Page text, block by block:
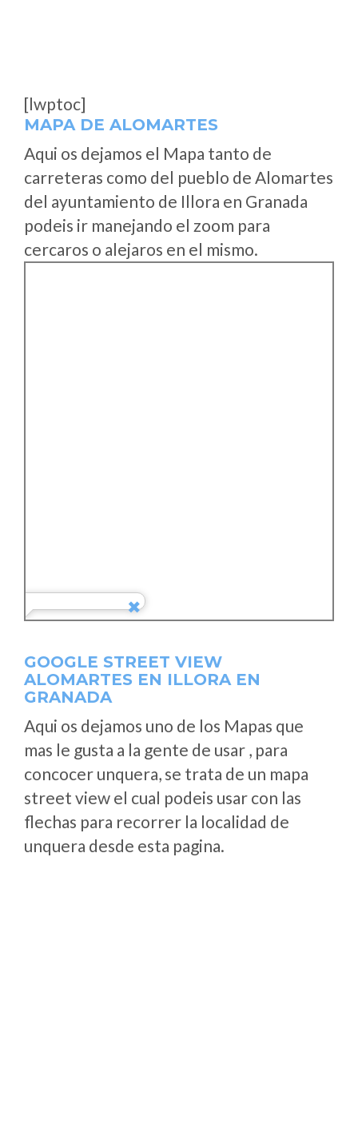
[lwptoc]
MAPA DE ALOMARTES
Aqui os dejamos el Mapa tanto de
carreteras como del pueblo de Alomartes
del ayuntamiento de Illora en Granada
podeis ir manejando el zoom para
cercaros o alejaros en el mismo.
GOOGLE STREET VIEW
ALOMARTES EN ILLORA EN
GRANADA
Aqui os dejamos uno de los Mapas que
mas le gusta a la gente de usar , para
concocer unquera, se trata de un mapa
street view el cual podeis usar con las
flechas para recorrer la localidad de
unquera desde esta pagina.